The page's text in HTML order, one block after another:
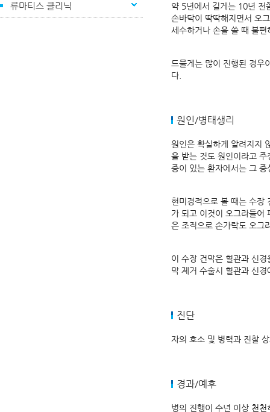
류마티스 클리닉
약 5년에서 길게는 10년 전
손바닥이 딱딱해지면서 오
세수하거나 손을 쓸 때 불
드물게는 많이 진행된 경우
다.
원인/병태생리
원인은 확실하게 알려지지
을 받는 것도 원인이라고
증이 있는 환자에서는 그
현미경적으로 볼 때는 수
가 되고 이것이 오그라들어
은 조직으로 손가락도 오그
이 수장 건막은 혈관과 신
막 제거 수술시 혈관과 신
진단
자의 호소 및 병력과 진찰
경과/예후
병의 진행이 수년 이상 천